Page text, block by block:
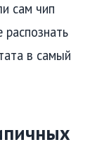
сам чип
в самый